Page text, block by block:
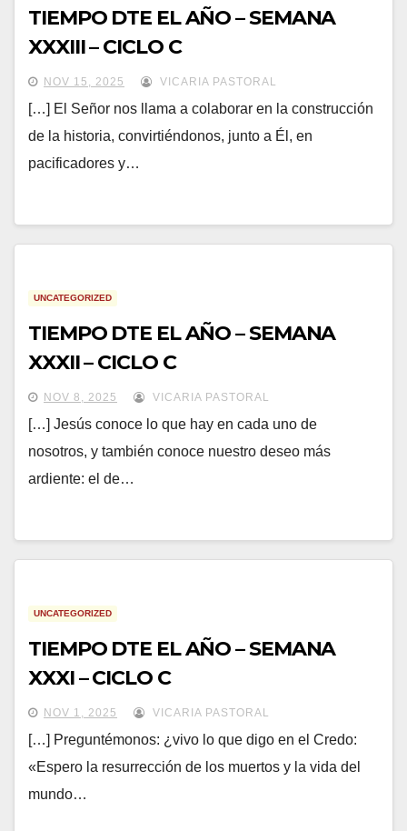
TIEMPO DTE EL AÑO – SEMANA
XXXIII – CICLO C
NOV 15, 2025 VICARIA PASTORAL
[…] El Señor nos llama a colaborar en la construcción
de la historia, convirtiéndonos, junto a Él, en
pacificadores y…
UNCATEGORIZED
TIEMPO DTE EL AÑO – SEMANA
XXXII – CICLO C
NOV 8, 2025 VICARIA PASTORAL
[…] Jesús conoce lo que hay en cada uno de
nosotros, y también conoce nuestro deseo más
ardiente: el de…
UNCATEGORIZED
TIEMPO DTE EL AÑO – SEMANA
XXXI – CICLO C
NOV 1, 2025 VICARIA PASTORAL
[…] Preguntémonos: ¿vivo lo que digo en el Credo:
«Espero la resurrección de los muertos y la vida del
mundo…